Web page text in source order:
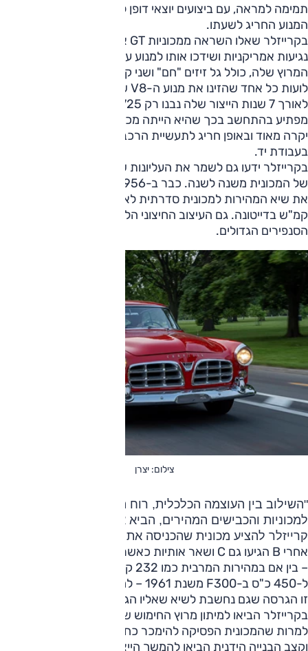
תמימה למראה, עם ביצועים יוצאי דופן לזמנה ושמה נגזר מהספק
המנוע החריג לשעתו.
בקרייזלר שאלו השראה ממכוניות GT אירופיות בעיצוב, עם כמה
נגיעות אמריקניות ושידכו אותו למנוע עוצמתי שמקורו במכוניות
המרוץ שלה, כולל גל זיזים "חם" ושני קרבורטורים עם ארבעה
לועות כל אחד שהזינו את מנוע ה-V8 שלה.
מפתיע בהתחשב בכך שהיא הייתה מכונית מאוד אקסקלוסיבית,
יקרה מאוד ובאופן חריג לתעשיית הרכב האמריקנית – נבנתה
בעבודת יד.
בקרייזלר ידעו גם לשמר את העליונות שלה באבולוציה מתמידה
קמ"ש בדייטונה. גם העיצוב החיצוני הלך והתפתח, כולל הכרום,
הסנפירים הגדולים.
צילום: יצרן
"השילוב בין העוצמה הכלכלית, רוח החופש, הביקוש
למכוניות והכבישים המהירים, הביא את יצרנית הרכב
קרייזלר להציע מכונית שהכניסה את השוק לשוק"
אחרי B הגיעו גם C ושאר אותיות כאשר כל עדכון מעלה את הרף
– בין אם במהירות המרבית כמו 232 קמ"ש או ההספק שהעפיל
ל-450 כ"ס ב-F300 משנת 1961 – למכונית עם בלמי תוף, כן?
זו הגרסה שגם נחשבת לשיא שאליו הגיע הדגם, חילופי גברי
בקרייזלר הביאו למיתון מרוץ החימוש של ה-300.
וקצב הבנייה הידנית הביאו להמשך הייצור שלה עד שנת 1965.